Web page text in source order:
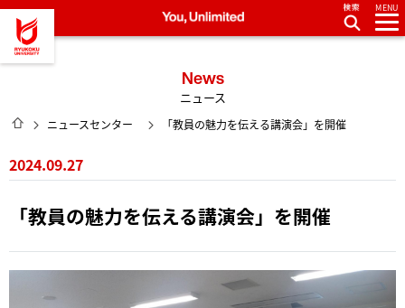
龍谷大学 You, Unlimited
MENU
News
ニュース
HOME
ニュースセンター 「教員の魅力を伝える講演会」を開催
2024.09.27
「教員の魅力を伝える講演会」を開催